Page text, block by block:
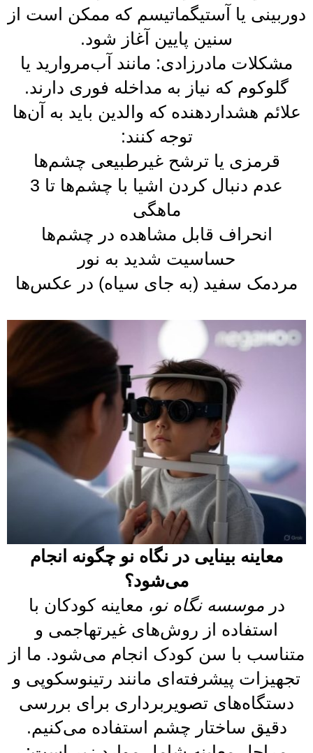
دوربینی یا آستیگماتیسم که ممکن است از
سنین پایین آغاز شود.
مشکلات مادرزادی: مانند آب‌مروارید یا
گلوکوم که نیاز به مداخله فوری دارند.
علائم هشداردهنده که والدین باید به آن‌ها
توجه کنند:
قرمزی یا ترشح غیرطبیعی چشم‌ها
عدم دنبال کردن اشیا با چشم‌ها تا 3
ماهگی
انحراف قابل مشاهده در چشم‌ها
حساسیت شدید به نور
مردمک سفید (به جای سیاه) در عکس‌ها
معاینه بینایی در نگاه نو چگونه انجام
می‌شود؟
درموسسه نگاه نو، معاینه کودکان با
استفاده از روش‌های غیرتهاجمی و
متناسب با سن کودک انجام می‌شود. ما از
تجهیزات پیشرفته‌ای مانند رتینوسکوپی و
دستگاه‌های تصویربرداری برای بررسی
دقیق ساختار چشم استفاده می‌کنیم.